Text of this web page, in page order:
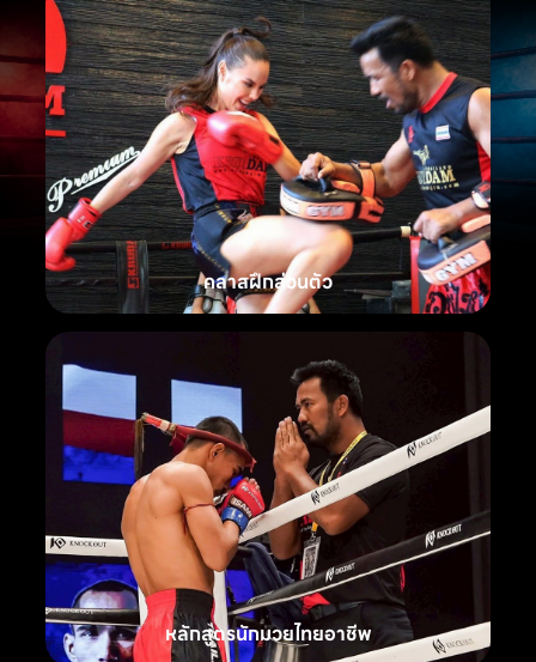
คลาสฝึกส่วนตัว
หลักสูตรนักมวยไทยอาชีพ